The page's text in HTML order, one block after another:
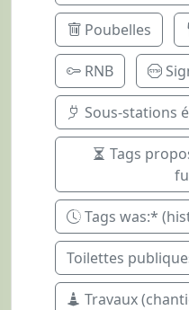
Poubelles
RNB
Sous-stations
Tags
Tags was:*
Toilettes
Travaux